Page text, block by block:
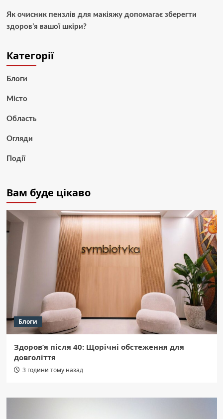
Як очисник пензлів для макіяжу допомагає зберегти
здоров’я вашої шкіри?
Категорії
Блоги
Місто
Область
Огляди
Події
Вам буде цікаво
Блоги
Здоров’я після 40: Щорічні обстеження для
довголіття
3 години тому назад